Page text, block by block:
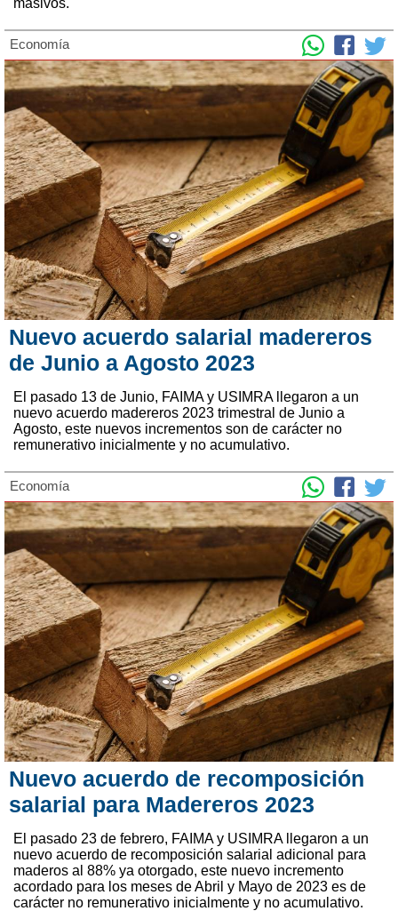
masivos.
Economía
Nuevo acuerdo salarial madereros
de Junio a Agosto 2023
El pasado 13 de Junio, FAIMA y USIMRA llegaron a un
nuevo acuerdo madereros 2023 trimestral de Junio a
Agosto, este nuevos incrementos son de carácter no
remunerativo inicialmente y no acumulativo.
Economía
Nuevo acuerdo de recomposición
salarial para Madereros 2023
El pasado 23 de febrero, FAIMA y USIMRA llegaron a un
nuevo acuerdo de recomposición salarial adicional para
maderos al 88% ya otorgado, este nuevo incremento
acordado para los meses de Abril y Mayo de 2023 es de
carácter no remunerativo inicialmente y no acumulativo.